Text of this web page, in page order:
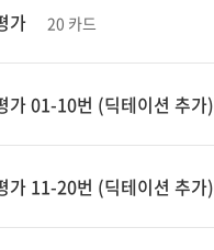
가 20 카드
가 01-10번 (딕테이션 추가)
가 11-20번 (딕테이션 추가)